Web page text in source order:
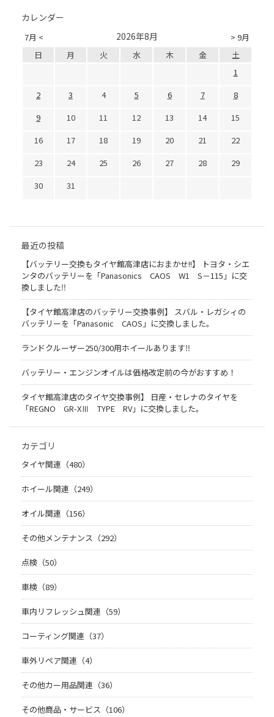
カレンダー
7月 < > 9月
2026年8月
日 月 火 水 木 金
土
1
2
3 4 5 6 7
8
9
10 11 12 13 14
15
16
17 18 19 20 21
22
23
24 25 26 27 28
29
30
31
最近の投稿
【バッテリー交換もタイヤ館高津店におまかせ!!】 トヨタ・シエ
ンタのバッテリーを「Panasonics CAOS W1 S－115」に交
換しました‼
【タイヤ館高津店のバッテリー交換事例】 スバル・レガシィの
バッテリーを「Panasonic CAOS」に交換しました。
ランドクルーザー250/300用ホイールあります‼
バッテリー・エンジンオイルは価格改定前の今がおすすめ！
タイヤ館高津店のタイヤ交換事例】 日産・セレナのタイヤを
「REGNO GR-XⅢ TYPE RV」に交換しました。
カテゴリ
タイヤ関連（480）
ホイール関連（249）
オイル関連（156）
その他メンテナンス（292）
点検（50）
車検（89）
車内リフレッシュ関連（59）
コーティング関連（37）
車外リペア関連（4）
その他カー用品関連（36）
その他商品・サービス（106）